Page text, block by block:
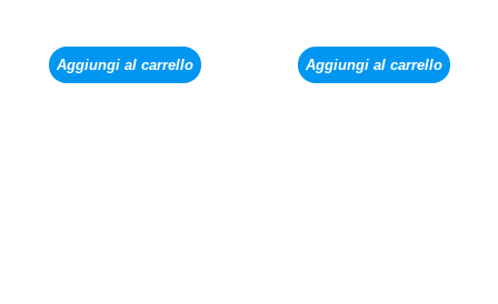
Aggiungi al carrello Aggiungi al carrello